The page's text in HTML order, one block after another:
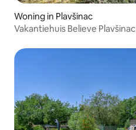
Woning in Plavšinac
Vakantiehuis Believe Plavšinac